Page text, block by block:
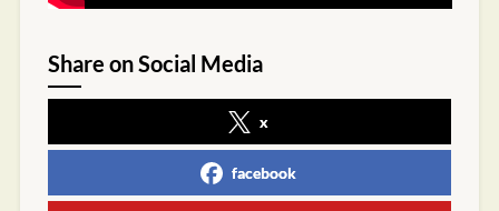
Share on Social Media
x
facebook